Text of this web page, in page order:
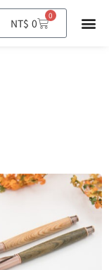
NT$ 0
0
購
物